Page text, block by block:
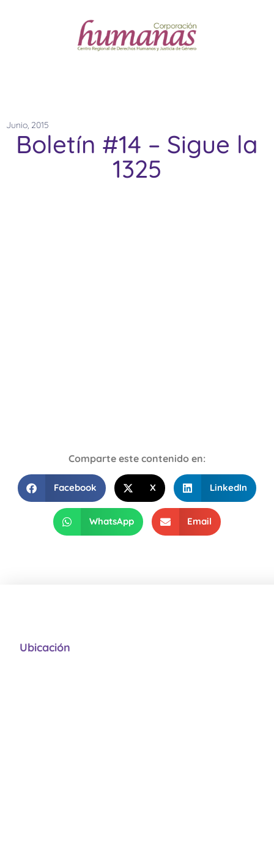
Junio, 2015
Boletín #14 – Sigue la
1325
Comparte este contenido en:
Facebook X LinkedIn
WhatsApp Email
Ubicación